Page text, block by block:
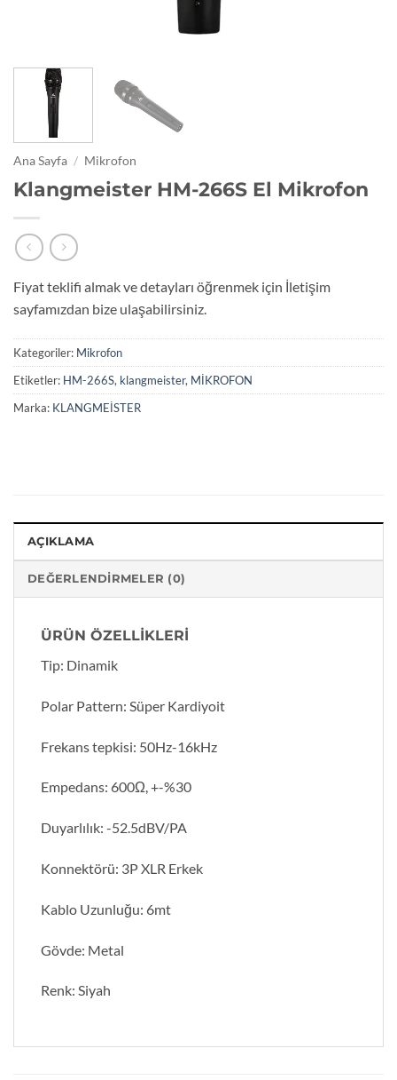
Ana Sayfa / Mikrofon
Klangmeister HM-266S El Mikrofon
Fiyat teklifi almak ve detayları öğrenmek için İletişim
sayfamızdan bize ulaşabilirsiniz.
Kategoriler: Mikrofon
Etiketler: HM-266S, klangmeister, MİKROFON
Marka: KLANGMEİSTER
AÇIKLAMA
DEĞERLENDIRMELER (0)
ÜRÜN ÖZELLİKLERİ
Tip: Dinamik
Polar Pattern: Süper Kardiyoit
Frekans tepkisi: 50Hz-16kHz
Empedans: 600Ω, +-%30
Duyarlılık: -52.5dBV/PA
Konnektörü: 3P XLR Erkek
Kablo Uzunluğu: 6mt
Gövde: Metal
Renk: Siyah